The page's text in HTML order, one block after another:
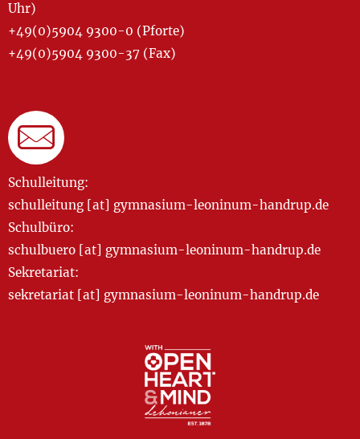
Uhr)
+49(0)5904 9300-0 (Pforte)
+49(0)5904 9300-37 (Fax)
Schulleitung:
schulleitung [at] gymnasium-leoninum-handrup.de
Schulbüro:
schulbuero [at] gymnasium-leoninum-handrup.de
Sekretariat:
sekretariat [at] gymnasium-leoninum-handrup.de